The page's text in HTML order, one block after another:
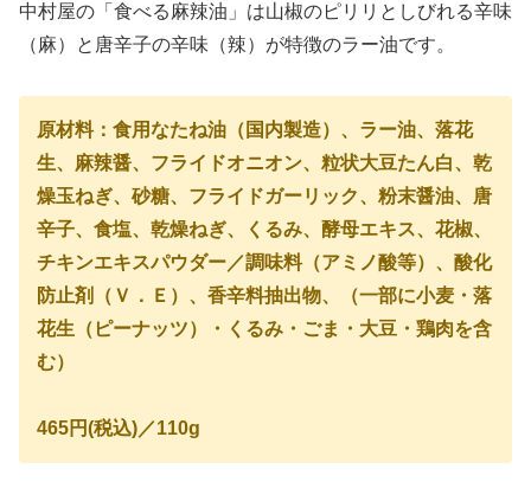
中村屋の「食べる麻辣油」は山椒のピリリとしびれる辛味
（麻）と唐辛子の辛味（辣）が特徴のラー油です。
原材料：食用なたね油（国内製造）、ラー油、落花
生、麻辣醤、フライドオニオン、粒状大豆たん白、乾
燥玉ねぎ、砂糖、フライドガーリック、粉末醤油、唐
辛子、食塩、乾燥ねぎ、くるみ、酵母エキス、花椒、
チキンエキスパウダー／調味料（アミノ酸等）、酸化
防止剤（Ｖ．Ｅ）、香辛料抽出物、（一部に小麦・落
花生（ピーナッツ）・くるみ・ごま・大豆・鶏肉を含
む）
465円(税込)／110g